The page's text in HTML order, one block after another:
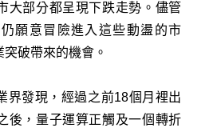
大部分都呈現下跌走勢。儘管
願意冒險進入這些動盪的市
破帶來的機會。
界發現，經過之前18個月裡出
後，量子運算正觸及一個轉折